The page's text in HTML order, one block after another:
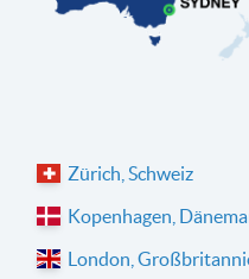
Zürich, Schweiz
Kopenhagen,
London,